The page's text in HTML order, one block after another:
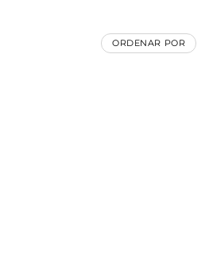
ORDENAR POR